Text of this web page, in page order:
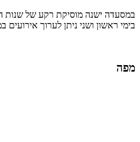
במסעדה ישנה מוסיקת רקע של שנות ה- 80-90, ג'אז, רגאי
בימי ראשון ושני ניתן לערוך אירועים
מפה